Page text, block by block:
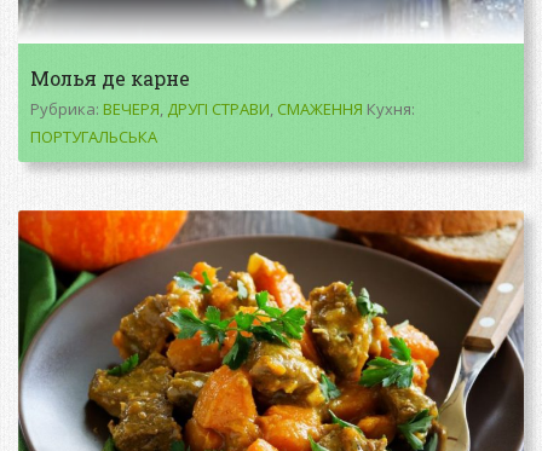
Молья де карне
Рубрика: ВЕЧЕРЯ, ДРУГІ СТРАВИ, СМАЖЕННЯ Кухня:
ПОРТУГАЛЬСЬКА